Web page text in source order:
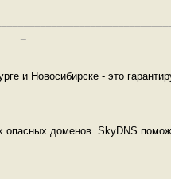
и Новосибирске - это
доменов. SkyDNS